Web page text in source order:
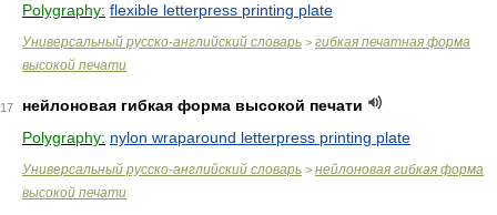
Polygraphy: flexible letterpress printing plate
Универсальный русско-английский словарь > гибкая печатная форма
высокой печати
17
нейлоновая гибкая форма высокой печати
Polygraphy: nylon wraparound letterpress printing plate
Универсальный русско-английский словарь > нейлоновая гибкая форма
высокой печати